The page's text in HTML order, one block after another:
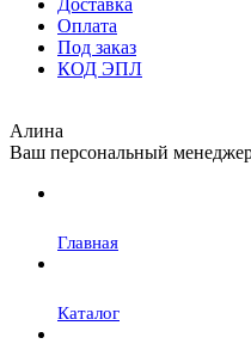
Доставка
Оплата
Под заказ
КОД ЭПЛ
Алина
Ваш персональный
Главная
Каталог